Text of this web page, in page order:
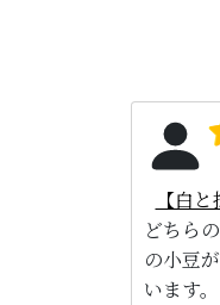
【白
どちら
の小豆
います。